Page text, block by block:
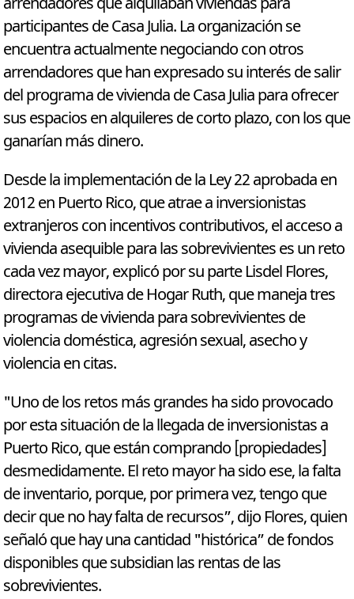
participantes de Casa Julia. La organización se
encuentra actualmente negociando con otros
arrendadores que han expresado su interés de salir
del programa de vivienda de Casa Julia para ofrecer
sus espacios en alquileres de corto plazo, con los que
ganarían más dinero.
Desde la implementación de la Ley 22 aprobada en
2012 en Puerto Rico, que atrae a inversionistas
extranjeros con incentivos contributivos, el acceso a
vivienda asequible para las sobrevivientes es un reto
cada vez mayor, explicó por su parte Lisdel Flores,
directora ejecutiva de Hogar Ruth, que maneja tres
programas de vivienda para sobrevivientes de
violencia doméstica, agresión sexual, asecho y
violencia en citas.
"Uno de los retos más grandes ha sido provocado
por esta situación de la llegada de inversionistas a
Puerto Rico, que están comprando [propiedades]
desmedidamente. El reto mayor ha sido ese, la falta
de inventario, porque, por primera vez, tengo que
decir que no hay falta de recursos”, dijo Flores, quien
señaló que hay una cantidad "histórica” de fondos
disponibles que subsidian las rentas de las
sobrevivientes.